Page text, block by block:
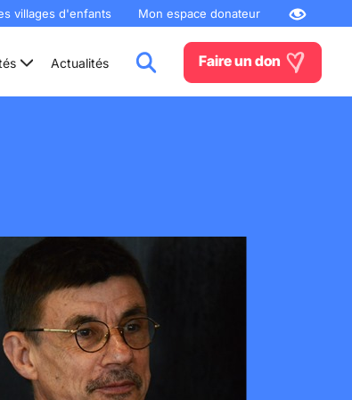
villages d'enfants Mon espace donateur
Actualités Faire un don